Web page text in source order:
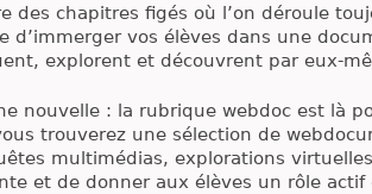
des chapitres figés où l’on déroule
d’immerger vos élèves dans une
explorent et découvrent par eux-
nouvelle : la rubrique webdoc est là
trouverez une sélection de
multimédias, explorations
et de donner aux élèves un rôle